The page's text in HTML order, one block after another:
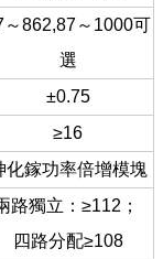
～862,87～1000可
選
±0.75
≥16
化鎵功率倍增模塊
路獨立：≥112；
四路分配≥108